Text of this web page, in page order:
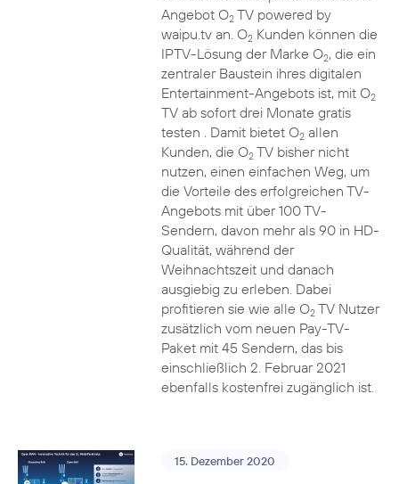
Angebot O2TV powered by
waipu.tv an. O2Kunden können die
IPTV-Lösung der Marke O2, die ein
zentraler Baustein ihres digitalen
Entertainment-Angebots ist, mit O2
TV ab sofort drei Monate gratis
testen . Damit bietet O2allen
Kunden, die O2TV bisher nicht
nutzen, einen einfachen Weg, um
die Vorteile des erfolgreichen TV-
Angebots mit über 100 TV-
Sendern, davon mehr als 90 in HD-
Qualität, während der
Weihnachtszeit und danach
ausgiebig zu erleben. Dabei
profitieren sie wie alle O2TV Nutzer
zusätzlich vom neuen Pay-TV-
Paket mit 45 Sendern, das bis
einschließlich 2. Februar 2021
ebenfalls kostenfrei zugänglich ist.
15. Dezember 2020